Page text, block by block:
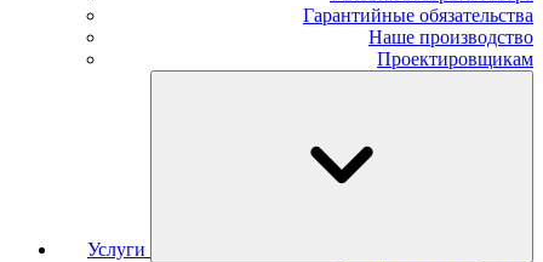
Гарантийные обязательства
Наше производство
Проектировщикам
Услуги